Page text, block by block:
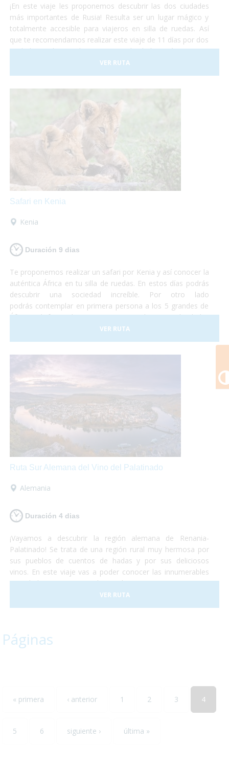
¡En este viaje les proponemos descubrir las dos ciudades
más importantes de Rusia! Resulta ser un lugar mágico y
totalmente accesible para viajeros en silla de ruedas. Así
que te recomendamos realizar este viaje de 11 días por dos
ciudades realmente hermosas. No lo dudes más y vete a
conocer las principales ciudades rusas, ¡dejamos el resto
para otra aventura!¡Sólo preocúpate por disfrutar al
VER RUTA
Safari en Kenia
Kenia
Duración 9 dias
Te proponemos realizar un safari por Kenia y así conocer la
auténtica África en tu silla de ruedas. En estos días podrás
descubrir una sociedad increíble. Por otro lado
podrás contemplar en primera persona a los 5 grandes de
África y disfrutar de paisajes espectaculares. ¡No lo dudes
más y atrévete a descubrir Kenia! Es un viaje que te
marcará y te encantará.
VER RUTA
Ruta Sur Alemana del Vino del Palatinado
Alemania
Duración 4 dias
¡Vayamos a descubrir la región alemana de Renania-
Palatinado! Se trata de una región rural muy hermosa por
sus pueblos de cuentos de hadas y por sus deliciosos
vinos. En este viaje vas a poder conocer las innumerables
actividades que se pueden realizar en Renania ya sean
catas de vinos, paseos en tren o la visita de algún museo...
todos ellos accesibles para personas con discapacidad. ¡No
VER RUTA
Páginas
« primera ‹ anterior 1 2 3 4
5 6 siguiente › última »